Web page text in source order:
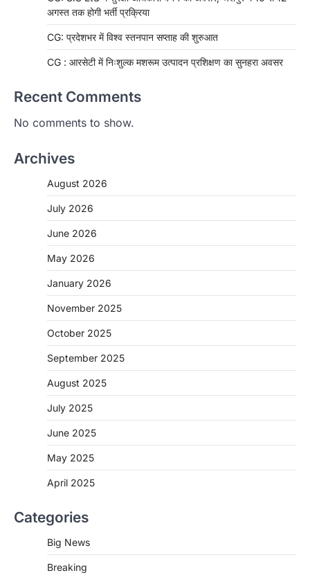
अगस्त तक होगी भर्ती प्रक्रिया
CG: प्रदेशभर में विश्व स्तनपान सप्ताह की शुरुआत
CG : आरसेटी में निःशुल्क मशरूम उत्पादन प्रशिक्षण का सुनहरा अवसर
Recent Comments
No comments to show.
Archives
August 2026
July 2026
June 2026
May 2026
January 2026
November 2025
October 2025
September 2025
August 2025
July 2025
June 2025
May 2025
April 2025
Categories
Big News
Breaking
CHHATTISGARH
CG: अब नहीं थकेंगे बेटियों के कदम,सरस्वती
साइकिल योजना ने दी सपनों को नई रफ्तार
More Khabar August 5, 2026
रायपुर। मुख्यमंत्री विष्णु देव साय के नेतृत्व में राज्य
CHHATTISGARH
More Khabar August 5, 2026